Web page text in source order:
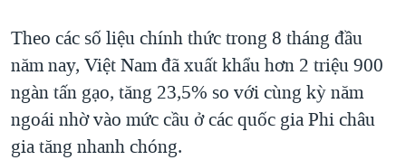
Theo các số liệu chính thức trong 8 tháng đầu
năm nay, Việt Nam đã xuất khẩu hơn 2 triệu 900
ngàn tấn gạo, tăng 23,5% so với cùng kỳ năm
ngoái nhờ vào mức cầu ở các quốc gia Phi châu
gia tăng nhanh chóng.